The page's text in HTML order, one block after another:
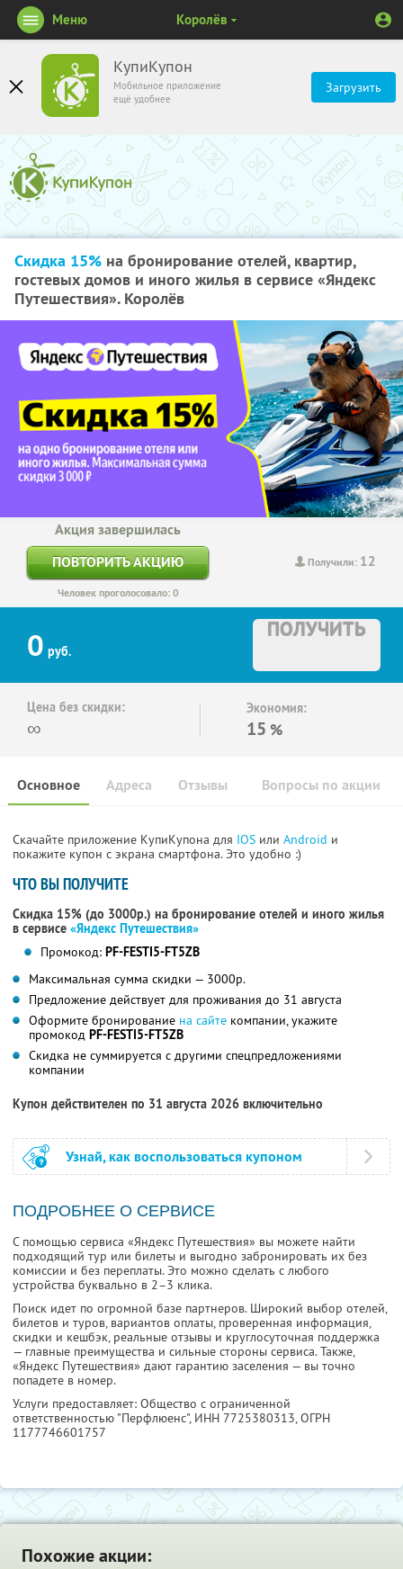
КупиКупон
Мобильное приложение
ещё удобнее
Загрузить
Меню Королёв
Скидка 15% на бронирование отелей, квартир,
гостевых домов и иного жилья в сервисе «Яндекс
Путешествия». Королёв
Получили: 12
Акция завершилась
ПОВТОРИТЬ АКЦИЮ
Человек проголосовало: 0
0 руб.
ПОЛУЧИТЬ
Цена без скидки:
∞
Экономия:
15 %
Основное Отзывы Вопросы по акции
Адреса
Скачайте приложение КупиКупона для IOS или Android и
покажите купон с экрана смартфона. Это удобно :)
ЧТО ВЫ ПОЛУЧИТЕ
Скидка 15% (до 3000р.) на бронирование отелей и иного жилья
в сервисе «Яндекс Путешествия»
Промокод: PF-FESTI5-FT5ZB
Максимальная сумма скидки — 3000р.
Предложение действует для проживания до 31 августа
Оформите бронирование на сайте компании, укажите
промокод PF-FESTI5-FT5ZB
Скидка не суммируется с другими спецпредложениями
компании
Купон действителен по 31 августа 2026 включительно
Узнай, как воспользоваться купоном
ПОДРОБНЕЕ О СЕРВИСЕ
С помощью сервиса «Яндекс Путешествия» вы можете найти
подходящий тур или билеты и выгодно забронировать их без
комиссии и без переплаты. Это можно сделать с любого
устройства буквально в 2–3 клика.
Поиск идет по огромной базе партнеров. Широкий выбор отелей,
билетов и туров, вариантов оплаты, проверенная информация,
скидки и кешбэк, реальные отзывы и круглосуточная поддержка
— главные преимущества и сильные стороны сервиса. Также,
«Яндекс Путешествия» дают гарантию заселения — вы точно
попадете в номер.
Услуги предоставляет: Общество с ограниченной
ответственностью "Перфлюенс", ИНН 7725380313, ОГРН
1177746601757
Похожие акции: